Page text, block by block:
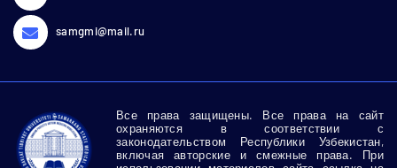
samgmi@mail.ru
Все права защищены. Все права на сайт
охраняются в соответствии с
законодательством Республики Узбекистан,
включая авторские и смежные права. При